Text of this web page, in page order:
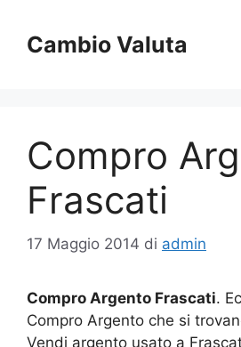
contenuto
Cambio Valuta
Compro
Frascati
17 Maggio 2014 di admin
Compro Argento Frascati.
Compro Argento che si
Vendi argento usato a